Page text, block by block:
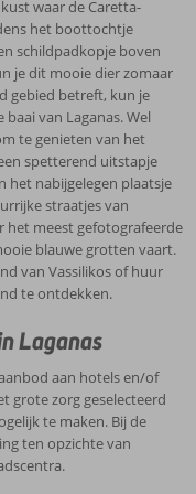
waar de Caretta-
het boottochtje
schildpadkopje boven
je dit mooie dier zomaar
gebied betreft, kun je
van Laganas. Wel
te genieten van het
spetterend uitstapje
het nabijgelegen plaatsje
straatjes van
het meest gefotografeerde
blauwe grotten vaart.
van Vassilikos of huur
te ontdekken.
Laganas
aan hotels en/of
grote zorg geselecteerd
te maken. Bij de
ten opzichte van